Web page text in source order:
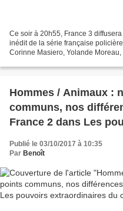
Ce soir à 20h55, France 3
inédit de la série française
Corinne Masiero, Yolande
Hommes / Animaux :
communs, nos
France 2 dans Les
Publié le 03/10/2017 à 10:35
Par Benoît